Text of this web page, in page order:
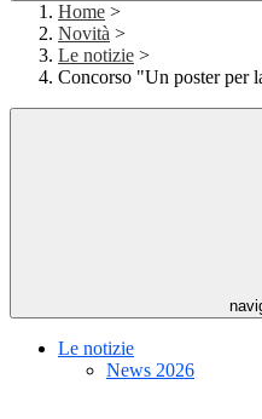
Home >
Novità >
Le notizie >
Concorso "Un poster per
Le notizie
News 2026